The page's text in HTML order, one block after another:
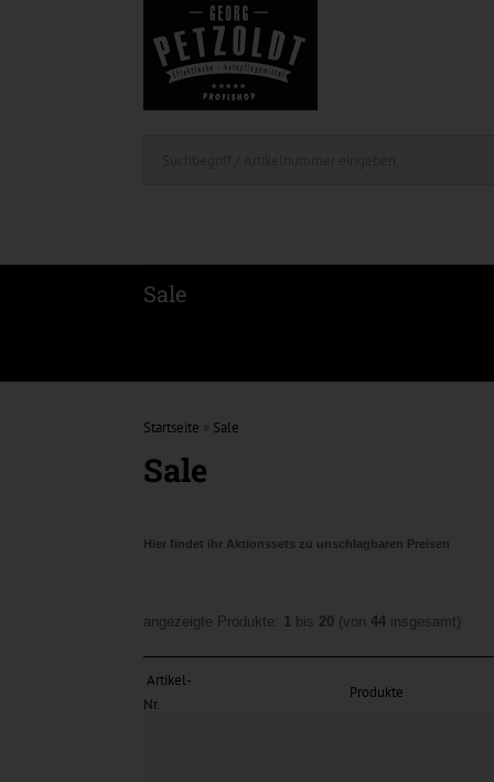
Sale
Startseite » Sale
Sale
Hier findet ihr Aktionssets zu unschlagbaren Preisen
angezeigte Produkte: 1 bis 20 (von 44 insgesamt)
Artikel-
Nr.
Produkte